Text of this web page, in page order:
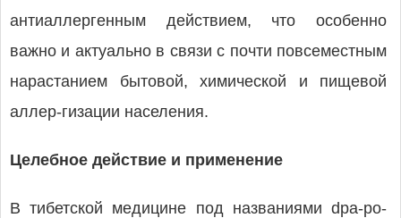
антиаллергенным действием, что особенно
важно и актуально в связи с почти повсеместным
нарастанием бытовой, химической и пищевой
аллер-гизации населения.
Целебное действие и применение
В тибетской медицине под названиями dpa-po-